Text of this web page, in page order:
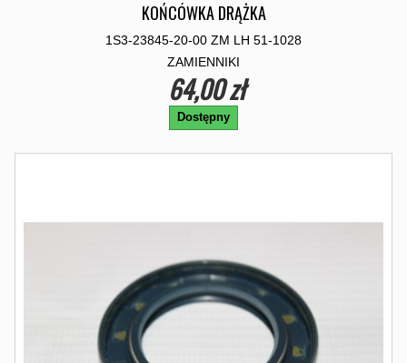
KOŃCÓWKA DRĄŻKA
1S3-23845-20-00 ZM LH 51-1028
ZAMIENNIKI
64,00 zł
Dostępny